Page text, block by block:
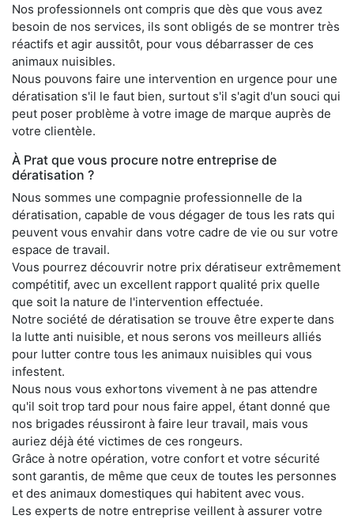
Nos professionnels ont compris que dès que vous avez
besoin de nos services, ils sont obligés de se montrer très
réactifs et agir aussitôt, pour vous débarrasser de ces
animaux nuisibles.
Nous pouvons faire une intervention en urgence pour une
dératisation s'il le faut bien, surtout s'il s'agit d'un souci qui
peut poser problème à votre image de marque auprès de
votre clientèle.
À Prat que vous procure notre entreprise de
dératisation ?
Nous sommes une compagnie professionnelle de la
dératisation, capable de vous dégager de tous les rats qui
peuvent vous envahir dans votre cadre de vie ou sur votre
espace de travail.
Vous pourrez découvrir notre prix dératiseur extrêmement
compétitif, avec un excellent rapport qualité prix quelle
que soit la nature de l'intervention effectuée.
Notre société de dératisation se trouve être experte dans
la lutte anti nuisible, et nous serons vos meilleurs alliés
pour lutter contre tous les animaux nuisibles qui vous
infestent.
Nous nous vous exhortons vivement à ne pas attendre
qu'il soit trop tard pour nous faire appel, étant donné que
nos brigades réussiront à faire leur travail, mais vous
auriez déjà été victimes de ces rongeurs.
Grâce à notre opération, votre confort et votre sécurité
sont garantis, de même que ceux de toutes les personnes
et des animaux domestiques qui habitent avec vous.
Les experts de notre entreprise veillent à assurer votre